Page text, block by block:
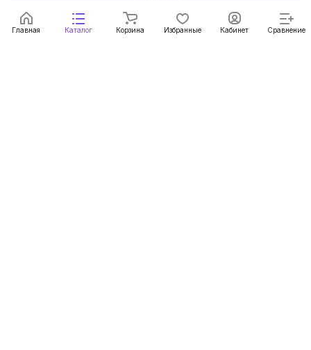
Главная Каталог Корзина Избранные Кабинет Сравнение